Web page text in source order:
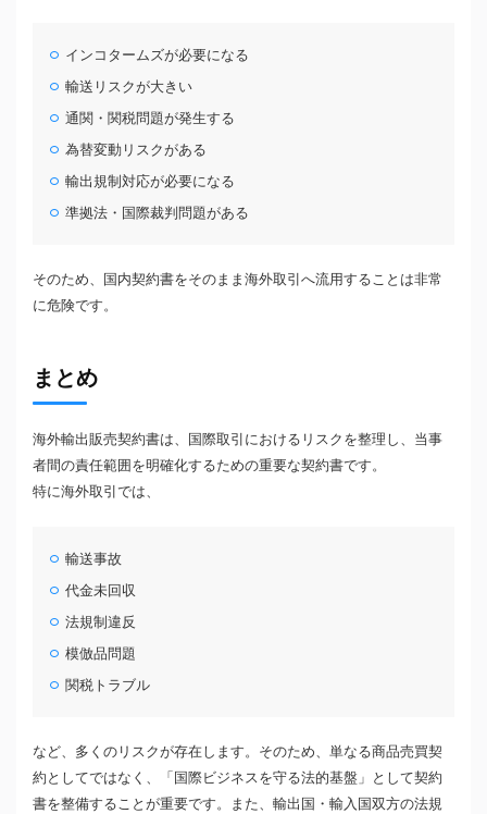
インコタームズが必要になる
輸送リスクが大きい
通関・関税問題が発生する
為替変動リスクがある
輸出規制対応が必要になる
準拠法・国際裁判問題がある
そのため、国内契約書をそのまま海外取引へ流用することは非常
に危険です。
まとめ
海外輸出販売契約書は、国際取引におけるリスクを整理し、当事
者間の責任範囲を明確化するための重要な契約書です。
特に海外取引では、
輸送事故
代金未回収
法規制違反
模倣品問題
関税トラブル
など、多くのリスクが存在します。そのため、単なる商品売買契
約としてではなく、「国際ビジネスを守る法的基盤」として契約
書を整備することが重要です。また、輸出国・輸入国双方の法規